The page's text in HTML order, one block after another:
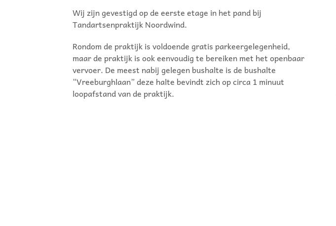
Wij zijn gevestigd op de eerste etage in het pand bij
Tandartsenpraktijk Noordwind.
Rondom de praktijk is voldoende gratis parkeergelegenheid,
maar de praktijk is ook eenvoudig te bereiken met het openbaar
vervoer. De meest nabij gelegen bushalte is de bushalte
“Vreeburghlaan” deze halte bevindt zich op circa 1 minuut
loopafstand van de praktijk.